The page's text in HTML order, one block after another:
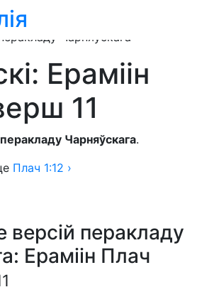
Чарняўскага
Ераміін
11
Чарняўскага.
Плач 1:12 ›
версій перакладу
Ераміін Плач